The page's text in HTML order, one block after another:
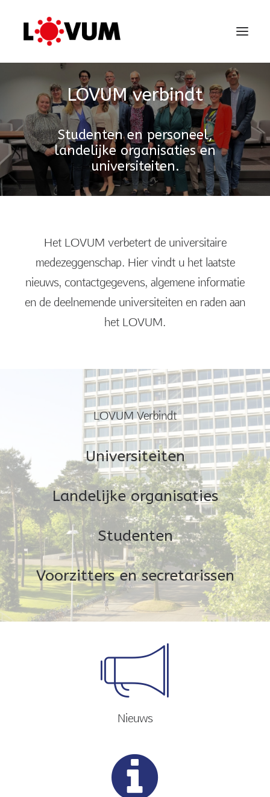
LOVUM verbindt
Studenten en personeel,
landelijke organisaties en
universiteiten.
Het LOVUM verbetert de universitaire
medezeggenschap. Hier vindt u het laatste
nieuws, contactgegevens, algemene informatie
en de deelnemende universiteiten en raden aan
het LOVUM.
LOVUM Verbindt
Universiteiten
Landelijke organisaties
Studenten
Voorzitters en secretarissen
Nieuws